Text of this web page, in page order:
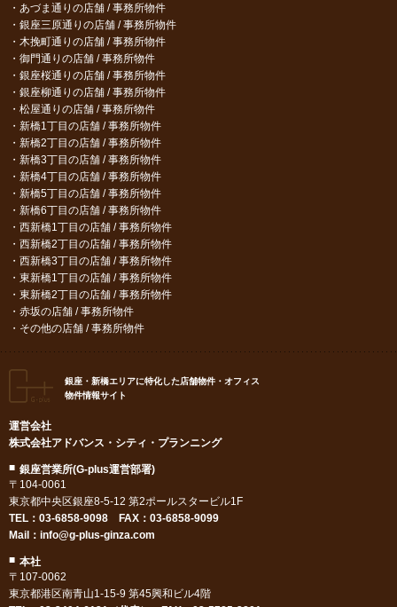
あづま通りの店舗 / 事務所物件
銀座三原通りの店舗 / 事務所物件
木挽町通りの店舗 / 事務所物件
御門通りの店舗 / 事務所物件
銀座桜通りの店舗 / 事務所物件
銀座柳通りの店舗 / 事務所物件
松屋通りの店舗 / 事務所物件
新橋1丁目の店舗 / 事務所物件
新橋2丁目の店舗 / 事務所物件
新橋3丁目の店舗 / 事務所物件
新橋4丁目の店舗 / 事務所物件
新橋5丁目の店舗 / 事務所物件
新橋6丁目の店舗 / 事務所物件
西新橋1丁目の店舗 / 事務所物件
西新橋2丁目の店舗 / 事務所物件
西新橋3丁目の店舗 / 事務所物件
東新橋1丁目の店舗 / 事務所物件
東新橋2丁目の店舗 / 事務所物件
赤坂の店舗 / 事務所物件
その他の店舗 / 事務所物件
銀座・新橋エリアに特化した店舗物件・オフィス
物件情報サイト
運営会社
株式会社アドバンス・シティ・プランニング
銀座営業所(G-plus運営部署)
〒104-0061
東京都中央区銀座8-5-12 第2ポールスタービル1F
TEL： 03-6858-9098 FAX：03-6858-9099
Mail： info@g-plus-ginza.com
本社
〒107-0062
東京都港区南青山1-15-9 第45興和ビル4階